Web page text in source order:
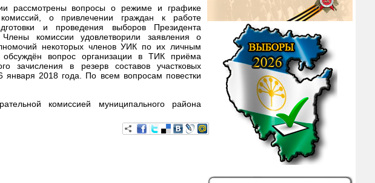
рассмотрены вопросы о режиме и графике
о привлечении граждан к работе
и проведения выборов Президента
комиссии удовлетворили заявления о
некоторых членов УИК по их личным
вопрос организации в ТИК приёма
зачисления в резерв составов участковых
2018 года. По всем вопросам повестки
комиссией муниципального района